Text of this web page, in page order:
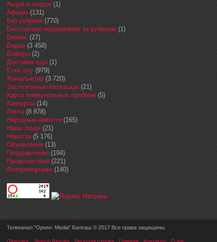
Акции и скидки (1)
Афиша(131)
Без рубрики (770)
Бесплатное образование за рубежом (1)
Бизнес (27)
Видео (3 458)
Выборы (2)
Доставка еды (1)
Еске алу (979)
Жаңалықтар (3 720)
Заслуженные балхашцы (21)
Карта коммунальных проблем (5)
Конкурсы (14)
Лента(8 878)
Народные новости (165)
Наши люди (21)
Новости (5 176)
Объявления (13)
Поздравления (194)
Происшествия (221)
Фоторепортажи (140)
Телеканал "Оркен- Media" Балхаш © 2017 Все права защищены.